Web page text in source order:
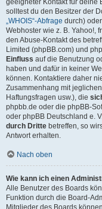
geeigneter Kontakt für deine
solltest du den Besitzer der
„WHOIS“-Abfrage durch)
Webhoster wie z. B. Yahoo!,
den Abuse-Kontakt des
Limited (phpBB.com) und
Einfluss auf die Benutzung
haben und dafür in keiner
können. Kontaktiere daher
Zusammenhang mit
Haftungsfragen usw.), die
phpbb.de oder die phpBB-
oder phpBB Deutschland e.
durch Dritte betreffen, so
Antwort erhalten.
Nach oben
Wie kann ich einen
Alle Benutzer des Boards
Funktion durch die Board-
Mitglieder des Boards